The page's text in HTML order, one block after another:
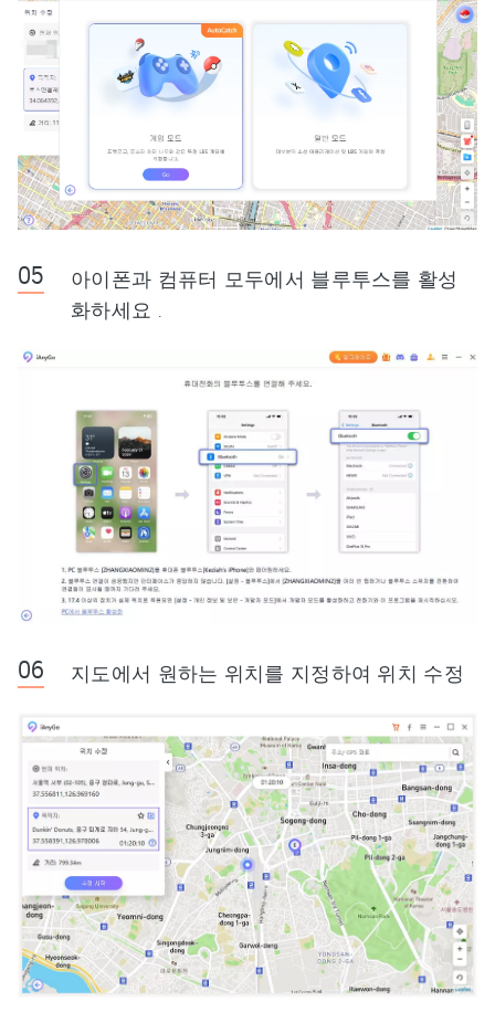
아이폰과 컴퓨터 모두에서 블루투스를 활성
화하세요 .
지도에서 원하는 위치를 지정하여 위치 수정